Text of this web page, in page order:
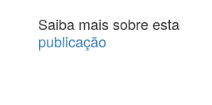
Saiba mais sobre esta
publicação